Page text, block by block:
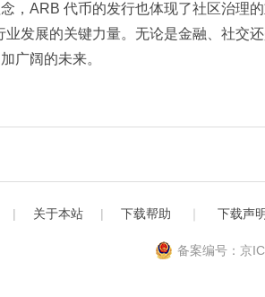
，ARB 代币的发行也体现了社区治理
发展的关键力量。无论是金融、社交
广阔的未来。
| 关于本站 | 下载帮助 下载声明
备案编号：京